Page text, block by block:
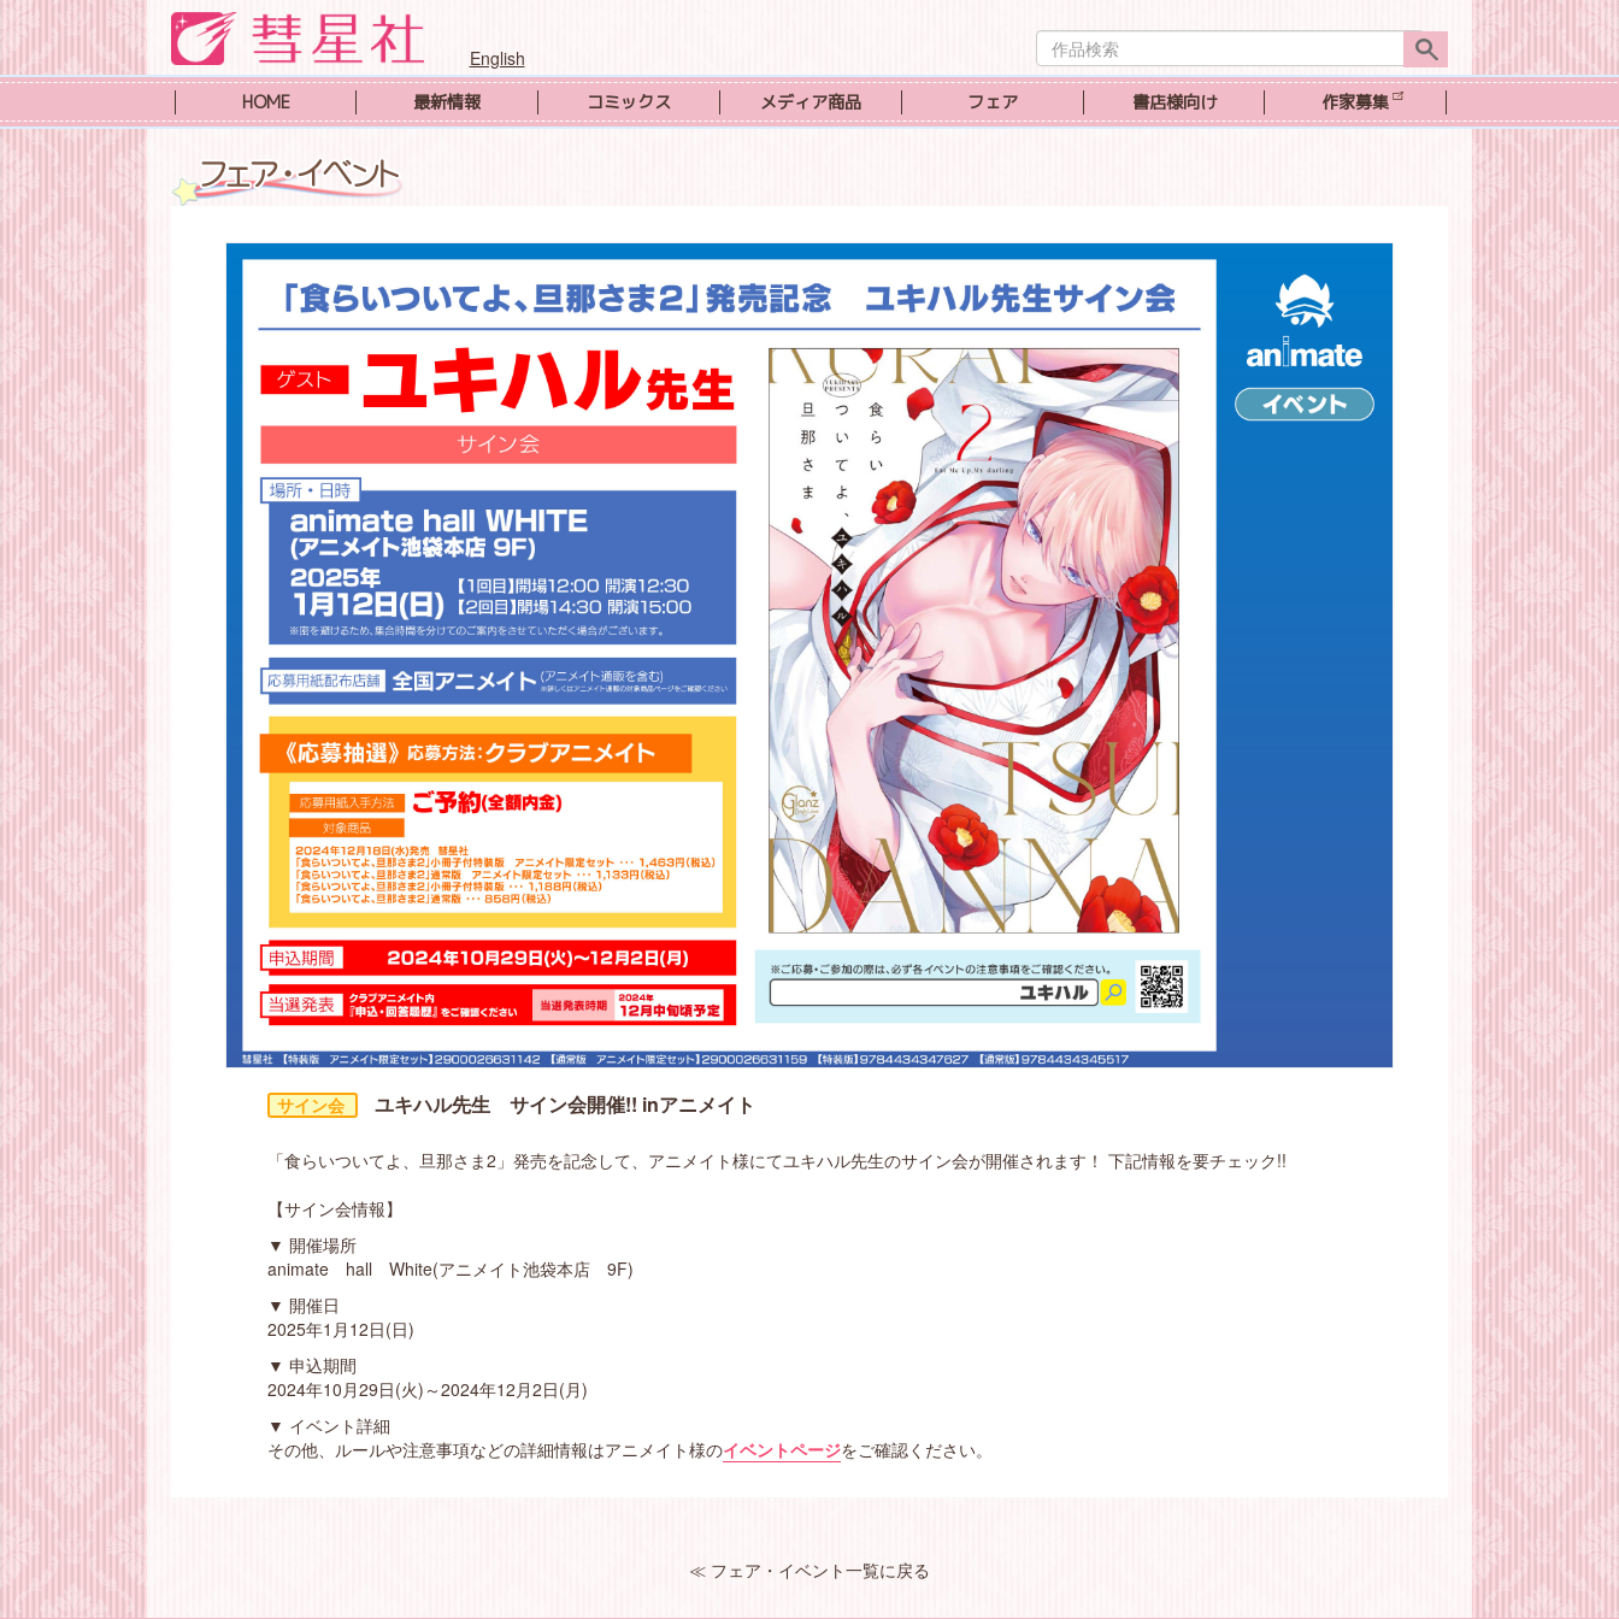
English
作
品
検
HOME 最新情報 コミックス メディア商品 フェア 書店様向け 作家募集
ユキハル先生 サイン会開催!! inアニメイト
「食らいついてよ、旦那さま2」発売を記念して、アニメイト様にてユキハル先生のサイン会が開催されます！ 下記情報を要チェック!!
【サイン会情報】
▼ 開催場所
animate hall White(アニメイト池袋本店 9F)
▼ 開催日
2025年1月12日(日)
▼ 申込期間
2024年10月29日(火)～2024年12月2日(月)
▼ イベント詳細
その他、ルールや注意事項などの詳細情報はアニメイト様のイベントページをご確認ください。
≪ フェア・イベント一覧に戻る